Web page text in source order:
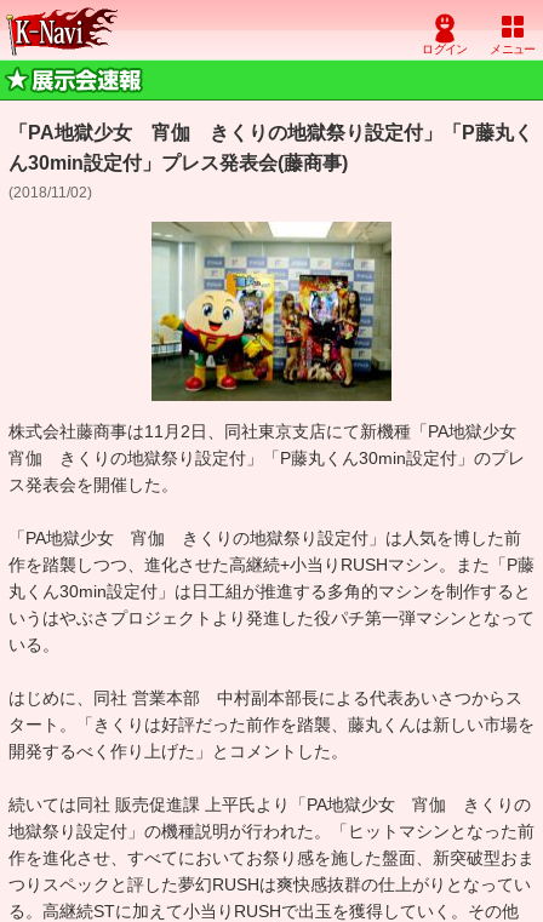
「PA地獄少女 宵伽 きくりの地獄祭り設定付」「P藤丸く
ん30min設定付」プレス発表会(藤商事)
(2018/11/02)
株式会社藤商事は11月2日、同社東京支店にて新機種「PA地獄少女
宵伽 きくりの地獄祭り設定付」「P藤丸くん30min設定付」のプレ
ス発表会を開催した。
「PA地獄少女 宵伽 きくりの地獄祭り設定付」は人気を博した前
作を踏襲しつつ、進化させた高継続+小当りRUSHマシン。また「P藤
丸くん30min設定付」は日工組が推進する多角的マシンを制作すると
いうはやぶさプロジェクトより発進した役パチ第一弾マシンとなって
いる。
はじめに、同社 営業本部 中村副本部長による代表あいさつからス
タート。「きくりは好評だった前作を踏襲、藤丸くんは新しい市場を
開発するべく作り上げた」とコメントした。
続いては同社 販売促進課 上平氏より「PA地獄少女 宵伽 きくりの
地獄祭り設定付」の機種説明が行われた。「ヒットマシンとなった前
作を進化させ、すべてにおいてお祭り感を施した盤面、新突破型おま
つりスペックと評した夢幻RUSHは爽快感抜群の仕上がりとなってい
る。高継続STに加えて小当りRUSHで出玉を獲得していく。その他